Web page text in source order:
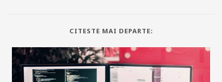
CITESTE MAI DEPARTE: